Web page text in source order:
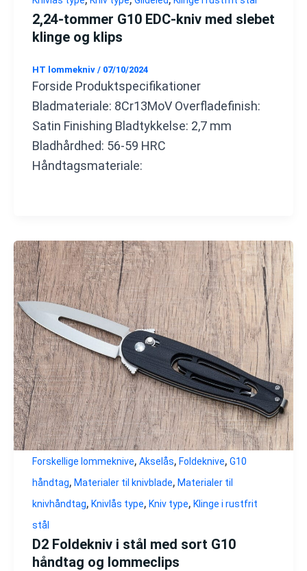
2,24-tommer G10 EDC-kniv med slebet
klinge og klips
HT lommekniv / 07/10/2024
Forside Produktspecifikationer
Bladmateriale: 8Cr13MoV Overfladefinish:
Satin Finishing Bladtykkelse: 2,7 mm
Bladhårdhed: 56-59 HRC
Håndtagsmateriale:
Forskellige lommeknive, Akselås, Foldeknive, G10
håndtag, Materialer til knivblade, Materialer til
knivhåndtag, Knivlås type, Kniv type, Klinge i rustfrit
stål
D2 Foldekniv i stål med sort G10
håndtag og lommeclips